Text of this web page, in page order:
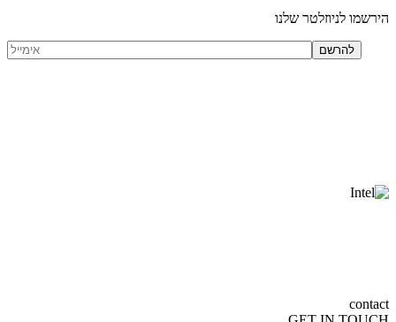
הירשמו לניוזלטר שלנו
contact